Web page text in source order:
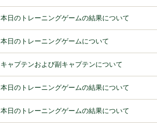
本日のトレーニングゲームの結果について
本日のトレーニングゲームについて
キャプテンおよび副キャプテンについて
本日のトレーニングゲームの結果について
本日のトレーニングゲームの結果について